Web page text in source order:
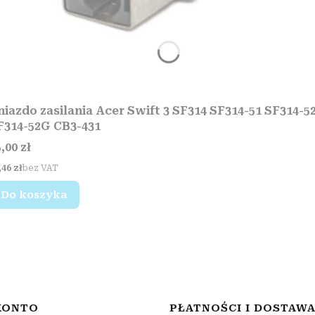
zasilania Acer Swift 3 SF314 SF314-51 SF314-
52G CB3-431
zł
złbez VAT
Do koszyka
PŁATNOŚCI I DOSTAWA